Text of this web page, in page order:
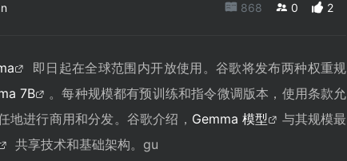
868 0 2
即日起在全球范围内开放使用。谷歌将发布两种权重规
7B
。每种规模都有预训练和指令微调版本，使用条款允
地进行商用和分发。谷歌介绍， Gemma 模型
与其规模最
共享技术和基础架构。gu